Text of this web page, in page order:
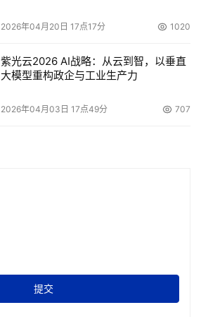
2026年04月20日 17点17分 1020
紫光云2026 AI战略：从云到智，以垂直
大模型重构政企与工业生产力
2026年04月03日 17点49分 707
提交